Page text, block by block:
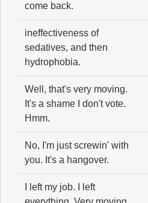
come back.
ineffectiveness of
sedatives, and then
hydrophobia.
Well, that's very moving.
It's a shame I don't vote.
Hmm.
No, I'm just screwin' with
you. It's a hangover.
I left my job. I left